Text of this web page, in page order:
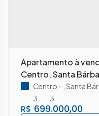
Apartamento à
Centro, Santa
Residence
R$ 699.000,00
Centro Santa
3
3